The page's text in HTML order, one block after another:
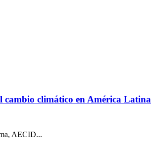
cambio climático en América Latina
AECID...